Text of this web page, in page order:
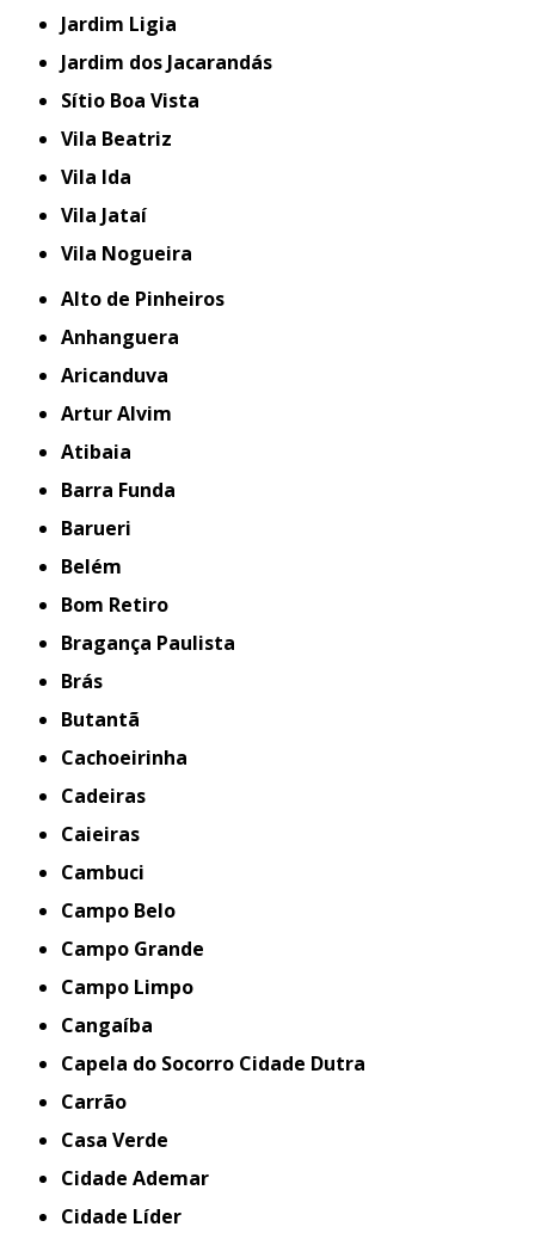
Jardim Ligia
Jardim dos Jacarandás
Sítio Boa Vista
Vila Beatriz
Vila Ida
Vila Jataí
Vila Nogueira
Alto de Pinheiros
Anhanguera
Aricanduva
Artur Alvim
Atibaia
Barra Funda
Barueri
Belém
Bom Retiro
Bragança Paulista
Brás
Butantã
Cachoeirinha
Cadeiras
Caieiras
Cambuci
Campo Belo
Campo Grande
Campo Limpo
Cangaíba
Capela do Socorro Cidade Dutra
Carrão
Casa Verde
Cidade Ademar
Cidade Líder